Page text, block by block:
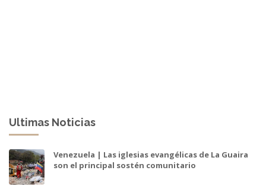
Ultimas Noticias
Venezuela | Las iglesias evangélicas de La Guaira
son el principal sostén comunitario